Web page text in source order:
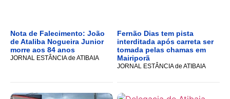
Nota de Falecimento: João
de Ataliba Nogueira Junior
morre aos 84 anos
JORNAL ESTÂNCIA de ATIBAIA
Fernão Dias tem pista
interditada após carreta ser
tomada pelas chamas em
Mairiporã
JORNAL ESTÂNCIA de ATIBAIA